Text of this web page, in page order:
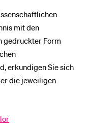
mit den
gedruckter Form
erkundigen Sie sich
die jeweiligen